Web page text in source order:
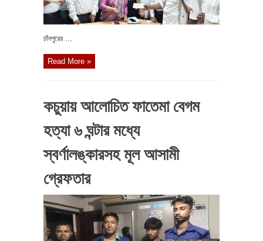
চাঁদপুরের ...
Read More »
কচুয়ায় আলোচিত ফাতেমা বেগম
হত্যা ৬ ঘন্টার মধ্যে
স্বর্ণালঙ্কারসহ মূল আসামী
গ্রেফতার